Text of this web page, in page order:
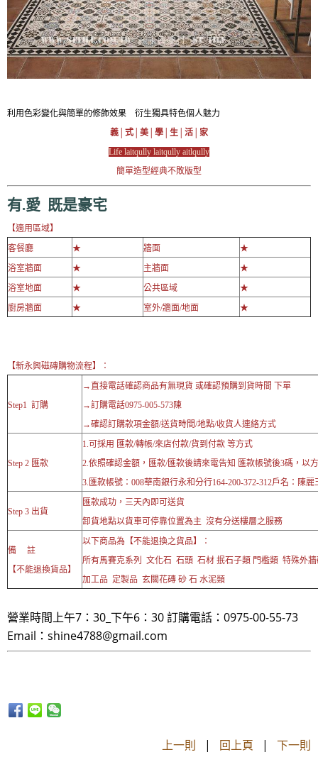
利用色彩變化與簡單的修飾效果 衍生獨具特色個人魅力
義│式│美│學│生│活│家
Life laitqully laitqully aitlqully
簡單造型經典不敗版型
有.愛 既是豪宅
【適用區域】
客餐廳
★ 牆面
★
浴室牆面
★ 主牆面
★
浴室地面
★ 公共區域
★
廚房牆面
★ 室外/牆面/地面 ★
【新永興磁磚購物流程】：
Step1 訂購
→直接電話確認商品有無現貨 或確認預購到貨時間 下單
→訂購電話0975-005-573陳
→確認訂購款項金額/送貨時間/地點/收貨人連絡方式
Step 2 匯款
1.可採用 匯款/轉帳/來店付款/貨到付款 等方式
2.依照確認金額，匯款/匯款後請來電告知 匯款帳號後3碼，以
3.匯款帳號：008華南銀行永和分行164-200-372-312戶名：陳麗
Step 3 出貨
匯款成功，三天內即可送貨
卸貨地點以貨車可停靠位置為主 沒有分送樓層之服務
備 註
【不能退換貨品】
以下商品為【不能退換之貨品】：
所有馬賽克系列 文化石 石頭 石材 抿石子類 門檻類 特殊外
加工品 定製品 玄關花磚 砂 石 水泥類
營業時間上午7：30_下午6：30 訂購電話：0975-00-55-73
Email：shine4788@gmail.com
上一則 | 回上頁 | 下一則